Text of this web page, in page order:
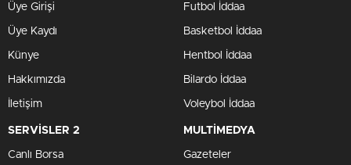
Üye Girişi
Üye Kaydı
Künye
Hakkımızda
İletişim
Futbol İddaa
Basketbol İddaa
Hentbol İddaa
Bilardo İddaa
Voleybol İddaa
SERVİSLER 2
Canlı Borsa
MULTİMEDYA
Gazeteler